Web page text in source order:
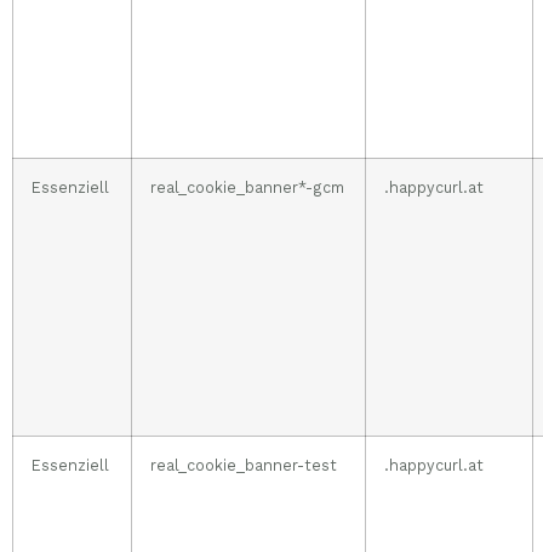
Essenziell real_cookie_banner*-gcm .happycurl.at
Essenziell real_cookie_banner-test .happycurl.at